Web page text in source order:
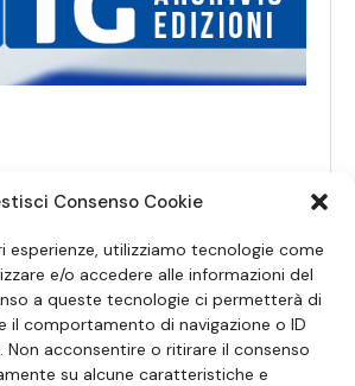
Consenso Cookie
esperienze, utilizziamo tecnologie come
e/o accedere alle informazioni del
a queste tecnologie ci permetterà di
il comportamento di navigazione o ID
Non acconsentire o ritirare il consenso
su alcune caratteristiche e
SEGUICI SUI SOCIAL